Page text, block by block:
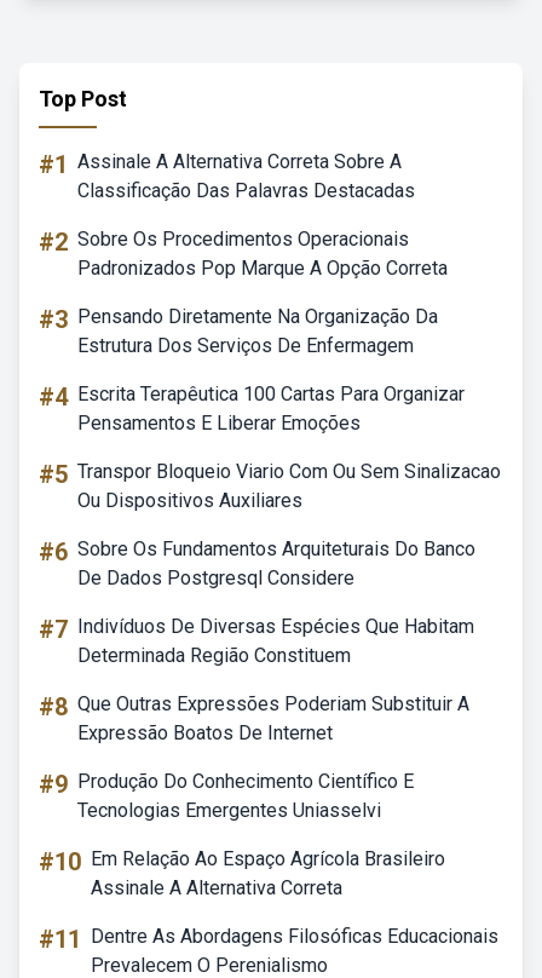
Top Post
#1 Assinale A Alternativa Correta Sobre A
Classificação Das Palavras Destacadas
#2 Sobre Os Procedimentos Operacionais
Padronizados Pop Marque A Opção Correta
#3 Pensando Diretamente Na Organização Da
Estrutura Dos Serviços De Enfermagem
#4 Escrita Terapêutica 100 Cartas Para Organizar
Pensamentos E Liberar Emoções
#5 Transpor Bloqueio Viario Com Ou Sem Sinalizacao
Ou Dispositivos Auxiliares
#6 Sobre Os Fundamentos Arquiteturais Do Banco
De Dados Postgresql Considere
#7 Indivíduos De Diversas Espécies Que Habitam
Determinada Região Constituem
#8 Que Outras Expressões Poderiam Substituir A
Expressão Boatos De Internet
#9 Produção Do Conhecimento Científico E
Tecnologias Emergentes Uniasselvi
#10 Em Relação Ao Espaço Agrícola Brasileiro
Assinale A Alternativa Correta
#11
Dentre As Abordagens Filosóficas Educacionais
Prevalecem O Perenialismo